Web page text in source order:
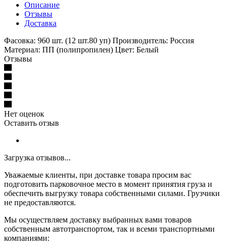
Описание
Отзывы
Доставка
Фасовка: 960 шт. (12 шт.80 уп) Производитель: Россия
Материал: ПП (полипропилен) Цвет: Белый
Отзывы
Нет оценок
Оставить отзыв
Загрузка отзывов...
Уважаемые клиенты, при доставке товара просим вас
подготовить парковочное место в момент принятия груза и
обеспечить выгрузку товара собственными силами. Грузчики
не предоставляются.
Мы осуществляем доставку выбранных вами товаров
собственным автотранспортом, так и всеми транспортными
компаниями: